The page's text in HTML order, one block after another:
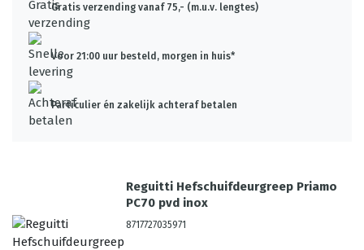
Gratis verzending vanaf 75,- (m.u.v. lengtes)
Voor 21:00 uur besteld, morgen in huis*
Particulier én zakelijk achteraf betalen
Reguitti Hefschuifdeurgreep Priamo
PC70 pvd inox
8717727035971